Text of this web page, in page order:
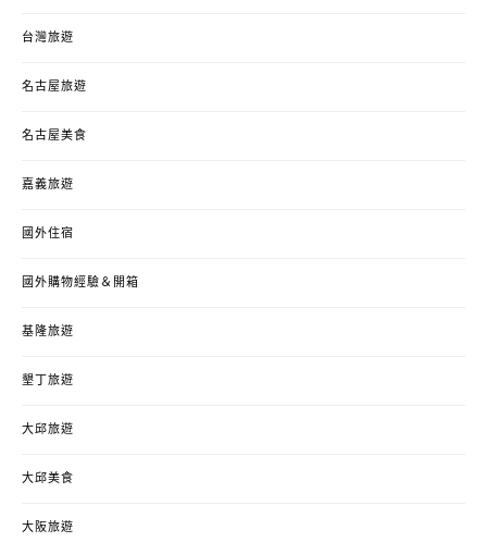
台灣旅遊
名古屋旅遊
名古屋美食
嘉義旅遊
國外住宿
國外購物經驗＆開箱
基隆旅遊
墾丁旅遊
大邱旅遊
大邱美食
大阪旅遊